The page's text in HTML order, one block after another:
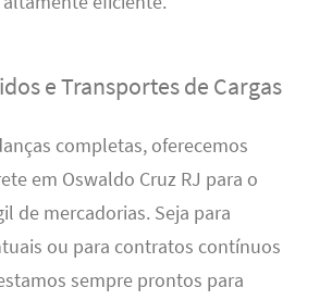
e Transportes de Cargas
completas, oferecemos
em Oswaldo Cruz RJ para o
de mercadorias. Seja para
ou para contratos contínuos
sempre prontos para